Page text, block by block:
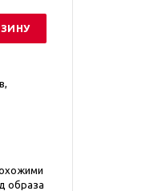
образа